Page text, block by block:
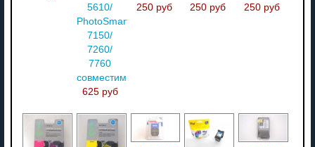
5610/
PhotoSmart
7150/
7260/
7760
совместимый
625 руб
250 руб
250 руб
250 руб